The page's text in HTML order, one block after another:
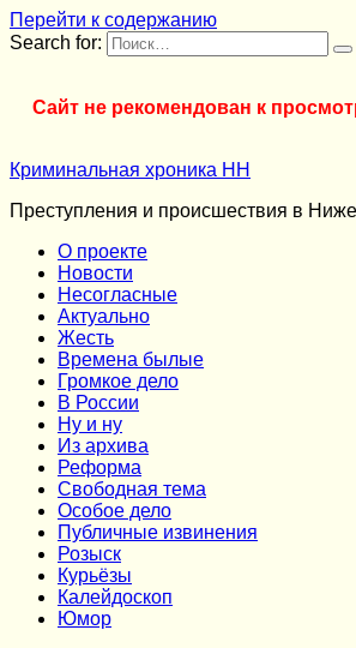
Перейти к содержанию
Search for:
Сайт не рекомендован к
Криминальная хроника НН
Преступления и происшествия в
О проекте
Новости
Несогласные
Актуально
Жесть
Времена былые
Громкое дело
В России
Ну и ну
Из архива
Реформа
Cвободная тема
Особое дело
Публичные извинения
Розыск
Курьёзы
Калейдоскоп
Юмор